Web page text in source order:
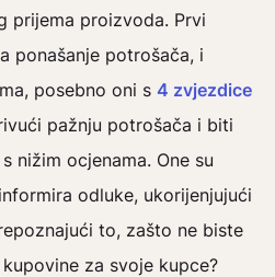
prijema proizvoda. Prvi
ponašanje potrošača, i
posebno oni s 4 zvjezdice
pažnju potrošača i biti
nižim ocjenama. One su
odluke, ukorijenjujući
to, zašto ne biste
za svoje kupce?